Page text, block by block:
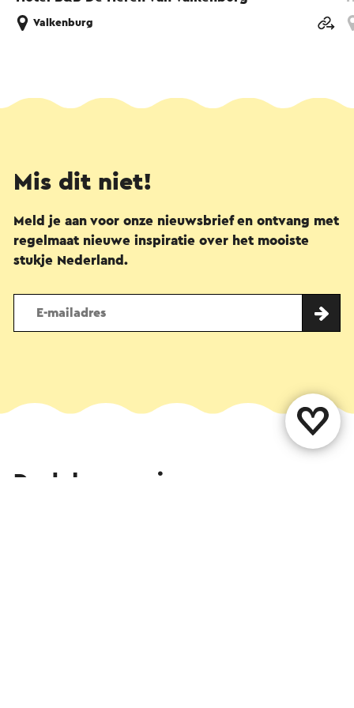
Valkenburg
Mis dit niet!
Meld je aan voor onze nieuwsbrief en ontvang met
regelmaat nieuwe inspiratie over het mooiste
stukje Nederland.
Deel deze pagina